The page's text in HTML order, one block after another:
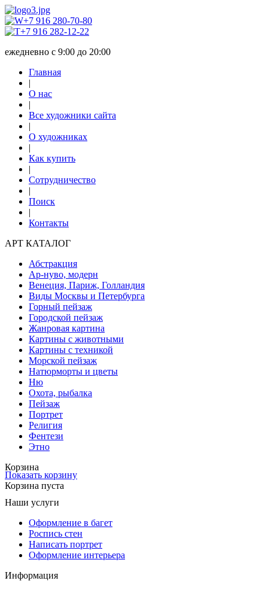
+7 916 280-70-80
+7 916 282-12-22
ежедневно с 9:00 до 20:00
Главная
|
О нас
|
Все художники сайта
|
О художниках
|
Как купить
|
Сотрудничество
|
Поиск
|
Контакты
АРТ КАТАЛОГ
Абстракция
Ар-нуво, модерн
Венеция, Париж, Голландия
Виды Москвы и Петербурга
Горный пейзаж
Городской пейзаж
Жанровая картина
Картины с животными
Картины с техникой
Морской пейзаж
Натюрморты и цветы
Ню
Охота, рыбалка
Пейзаж
Портрет
Религия
Фентези
Этно
Корзина
Показать корзину
Корзина пуста
Наши услуги
Оформление в багет
Роспись стен
Написать портрет
Оформление интерьера
Информация